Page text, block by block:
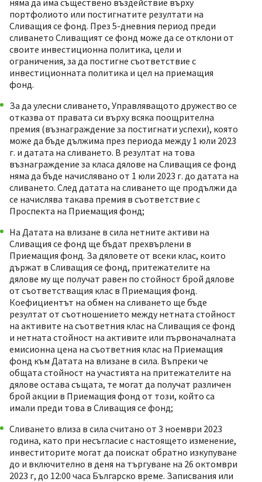
няма да има съществено въздействие върху
портфолиото или постигнатите резултати на
Сливащия се фонд. През 5-дневния период преди
сливането Сливащият се фонд може да се отклони от
своите инвестиционна политика, цели и
ограничения, за да постигне съответствие с
инвестиционната политика и цел на приемащия
фонд.
За да улесни сливането, Управляващото дружество се
отказва от правата си върху всяка поощрителна
премия (възнаграждение за постигнати успехи), която
може да бъде дължима през периода между 1 юли 2023
г. и датата на сливането. В резултат на това
възнаграждение за класа дялове на Сливащия се фонд
няма да бъде начислявано от 1 юли 2023 г. до датата на
сливането. След датата на сливането ще продължи да
се начислява такава премия в съответствие с
Проспекта на Приемащия фонд;
На Датата на влизане в сила нетните активи на
Сливащия се фонд ще бъдат прехвърлени в
Приемащия фонд. За дяловете от всеки клас, които
държат в Сливащия се фонд, притежателите на
дялове му ще получат равен по стойност брой дялове
от съответстващия клас в Приемащия фонд.
Коефициентът на обмен на сливането ще бъде
резултат от съотношението между нетната стойност
на активите на съответния клас на Сливащия се фонд
и нетната стойност на активите или първоначалната
емисионна цена на съответния клас на Приемащия
фонд към Датата на влизане в сила. Въпреки че
общата стойност на участията на притежателите на
дялове остава същата, те могат да получат различен
брой акции в Приемащия фонд от този, който са
имали преди това в Сливащия се фонд;
Сливането влиза в сила считано от 3 ноември 2023
година, като при несъгласие с настоящето изменение,
инвеститорите могат да поискат обратно изкупуване
до и включително в деня на търгуване на 26 октомври
2023 г, до 12:00 часа Българско време. Записвания или